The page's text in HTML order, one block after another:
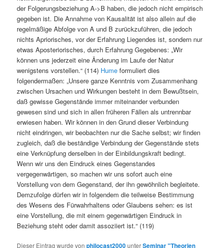
der Folgerungsbeziehung A->B haben, die jedoch nicht empirisch
gegeben ist. Die Annahme von Kausalität ist also allein auf die
regelmäßige Abfolge von A und B zurückzuführen, die jedoch
nichts Apriorisches, vor der Erfahrung Liegendes ist, sondern nur
etwas Aposteriorisches, durch Erfahrung Gegebenes: „Wir
können uns jederzeit eine Änderung im Laufe der Natur
wenigstens vorstellen.“ (114) Hume formuliert dies
folgendermaßen: „Unsere ganze Kenntnis vom Zusammenhang
zwischen Ursachen und Wirkungen besteht in dem Bewußtsein,
daß gewisse Gegenstände immer miteinander verbunden
gewesen sind und sich in allen früheren Fällen als untrennbar
erwiesen haben. Wir können in den Grund dieser Verbindung
nicht eindringen, wir beobachten nur die Sache selbst; wir finden
zugleich, daß die beständige Verbindung der Gegenstände stets
eine Verknüpfung derselben in der Einbildungskraft bedingt.
Wenn wir uns den Eindruck eines Gegenstandes
vergegenwärtigen, so machen wir uns sofort auch eine
Vorstellung von dem Gegenstand, der ihn gewöhnlich begleitete.
Demzufolge dürfen wir in folgendem die teilweise Bestimmung
des Wesens des Fürwahrhaltens oder Glaubens sehen: es ist
eine Vorstellung, die mit einem gegenwärtigen Eindruck in
Beziehung steht oder damit assoziiert ist.“ (119)
Dieser Eintrag wurde vonphilocast2000unterSeminar "Theorien